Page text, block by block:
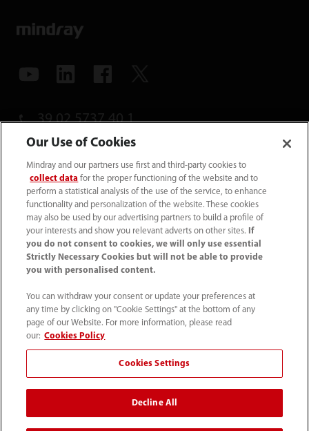
39 02 5737 40 1
info.it@mindray.com
Condizioni d’uso｜Site Map｜Cookie Policy｜
Privacy Policy｜ Contattaci｜ Codice Etico｜
Modello 231｜Trasparenza｜Whistleblowing
© 2026 Shenzhen Mindray Bio-Medical Electronics Co.,
Ltd. Tutti i diritti riservati.
Mindray Medical Italy S.r.l. ha ottenuto il
con il punteggio ★★++ed è inclusa nell'elenco
pubblicato sul sito dell'AGCM
*I collegamenti ai social media presenti su questo sito
Our Use of Cookies
Mindray and our partners use first and third-party cookies to
collect data for the proper functioning of the website and to
perform a statistical analysis of the use of the service, to enhance
functionality and personalization of the website. These cookies
may also be used by our advertising partners to build a profile of
your interests and show you relevant adverts on other sites.
If
you do not consent to cookies, we will only use essential
Strictly Necessary Cookies but will not be able to provide
you with personalised content.
You can withdraw your consent or update your preferences at
any time by clicking on "Cookie Settings" at the bottom of any
page of our Website. For more information, please read
our: Cookies Policy
Cookies Settings
Decline All